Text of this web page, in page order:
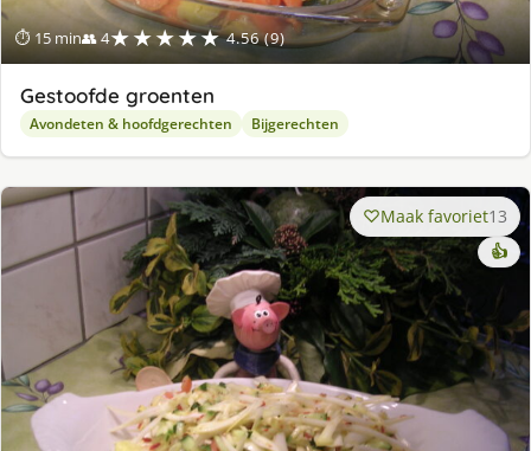
⏱ 15 min👥 4★★★★★ 4.56 (9)
Gestoofde groenten
Avondeten & hoofdgerechten Bijgerechten
Maak favoriet13
👍